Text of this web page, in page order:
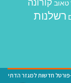
טאוב
רשלנות
חדשות למגזר הדתי